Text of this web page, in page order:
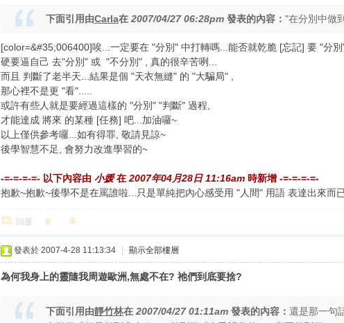
下面引用由Carla在 2007/04/27 06:28pm 發表的內容： "在分別中做
[color=&#35;006400]唉...一定要在 "分別" 中打轉嗎...能否就乾脆 [忘記] 要 "分
硬要逼自己 去"分別" 或 "不分別" , 真的很辛苦咧...
而且 判斷了老半天...結果是個 "天衣無縫" 的 "大騙局" ,
那心裡不是更 "看".....
或許有些人就是要經過這樣的 "分別" "判斷" 過程,
才能達成 將來 的某種 [任務] 吧...加油囉~
以上僅供參考囉...如有得罪, 敬請見諒~
後學智慧不足, 會努力改進學習的~
-=-=-=-=- 以下內容由 小媛在 2007年04月28日 11:16am 時新增 -=-=-=-=-
抱歉~抱歉~後學不是在罵誰啦...只是單純把內心感受用 "人間" 用語 表達出來而
回覆
發表於 2007-4-28 11:13:34 顯示全部樓層
為何我身上的靈隨我周遊歐洲,無處不在? 祂們到底要捨?
下面引用由靜竹林在 2007/04/27 01:11am 發表的內容： 還是那一句